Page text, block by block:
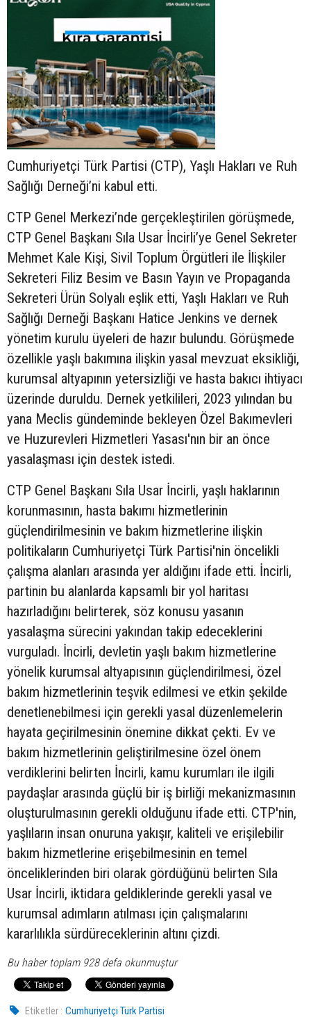
Cumhuriyetçi Türk Partisi (CTP), Yaşlı Hakları ve Ruh
Sağlığı Derneği’ni kabul etti.
CTP Genel Merkezi’nde gerçekleştirilen görüşmede,
CTP Genel Başkanı Sıla Usar İncirli’ye Genel Sekreter
Mehmet Kale Kişi, Sivil Toplum Örgütleri ile İlişkiler
Sekreteri Filiz Besim ve Basın Yayın ve Propaganda
Sekreteri Ürün Solyalı eşlik etti, Yaşlı Hakları ve Ruh
Sağlığı Derneği Başkanı Hatice Jenkins ve dernek
yönetim kurulu üyeleri de hazır bulundu. Görüşmede
özellikle yaşlı bakımına ilişkin yasal mevzuat eksikliği,
kurumsal altyapının yetersizliği ve hasta bakıcı ihtiyacı
üzerinde duruldu. Dernek yetkilileri, 2023 yılından bu
yana Meclis gündeminde bekleyen Özel Bakımevleri
ve Huzurevleri Hizmetleri Yasası'nın bir an önce
yasalaşması için destek istedi.
CTP Genel Başkanı Sıla Usar İncirli, yaşlı haklarının
korunmasının, hasta bakımı hizmetlerinin
güçlendirilmesinin ve bakım hizmetlerine ilişkin
politikaların Cumhuriyetçi Türk Partisi'nin öncelikli
çalışma alanları arasında yer aldığını ifade etti. İncirli,
partinin bu alanlarda kapsamlı bir yol haritası
hazırladığını belirterek, söz konusu yasanın
yasalaşma sürecini yakından takip edeceklerini
vurguladı. İncirli, devletin yaşlı bakım hizmetlerine
yönelik kurumsal altyapısının güçlendirilmesi, özel
bakım hizmetlerinin teşvik edilmesi ve etkin şekilde
denetlenebilmesi için gerekli yasal düzenlemelerin
hayata geçirilmesinin önemine dikkat çekti. Ev ve
bakım hizmetlerinin geliştirilmesine özel önem
verdiklerini belirten İncirli, kamu kurumları ile ilgili
paydaşlar arasında güçlü bir iş birliği mekanizmasının
oluşturulmasının gerekli olduğunu ifade etti. CTP'nin,
yaşlıların insan onuruna yakışır, kaliteli ve erişilebilir
bakım hizmetlerine erişebilmesinin en temel
önceliklerinden biri olarak gördüğünü belirten Sıla
Usar İncirli, iktidara geldiklerinde gerekli yasal ve
kurumsal adımların atılması için çalışmalarını
kararlılıkla sürdüreceklerinin altını çizdi.
Bu haber toplam 928 defa okunmuştur
Etiketler : Cumhuriyetçi Türk Partisi